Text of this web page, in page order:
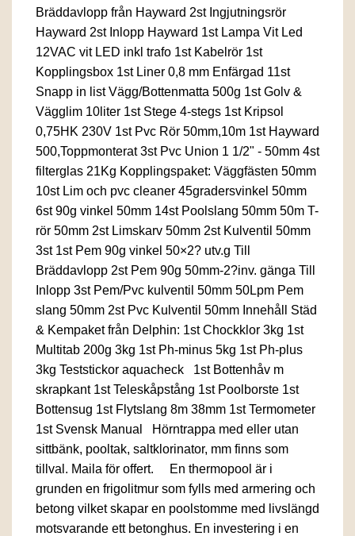
Bräddavlopp från Hayward 2st Ingjutningsrör
Hayward 2st Inlopp Hayward 1st Lampa Vit Led
12VAC vit LED inkl trafo 1st Kabelrör 1st
Kopplingsbox 1st Liner 0,8 mm Enfärgad 11st
Snapp in list Vägg/Bottenmatta 500g 1st Golv &
Vägglim 10liter 1st Stege 4-stegs 1st Kripsol
0,75HK 230V 1st Pvc Rör 50mm,10m 1st Hayward
500,Toppmonterat 3st Pvc Union 1 1/2" - 50mm 4st
filterglas 21Kg Kopplingspaket: Väggfästen 50mm
10st Lim och pvc cleaner 45gradersvinkel 50mm
6st 90g vinkel 50mm 14st Poolslang 50mm 50m T-
rör 50mm 2st Limskarv 50mm 2st Kulventil 50mm
3st 1st Pem 90g vinkel 50×2? utv.g Till
Bräddavlopp 2st Pem 90g 50mm-2?inv. gänga Till
Inlopp 3st Pem/Pvc kulventil 50mm 50Lpm Pem
slang 50mm 2st Pvc Kulventil 50mm Innehåll Städ
& Kempaket från Delphin: 1st Chockklor 3kg 1st
Multitab 200g 3kg 1st Ph-minus 5kg 1st Ph-plus
3kg Teststickor aquacheck 1st Bottenhåv m
skrapkant 1st Teleskåpstång 1st Poolborste 1st
Bottensug 1st Flytslang 8m 38mm 1st Termometer
1st Svensk Manual Hörntrappa med eller utan
sittbänk, pooltak, saltklorinator, mm finns som
tillval. Maila för offert. En thermopool är i
grunden en frigolitmur som fylls med armering och
betong vilket skapar en poolstomme med livslängd
motsvarande ett betonghus. En investering i en